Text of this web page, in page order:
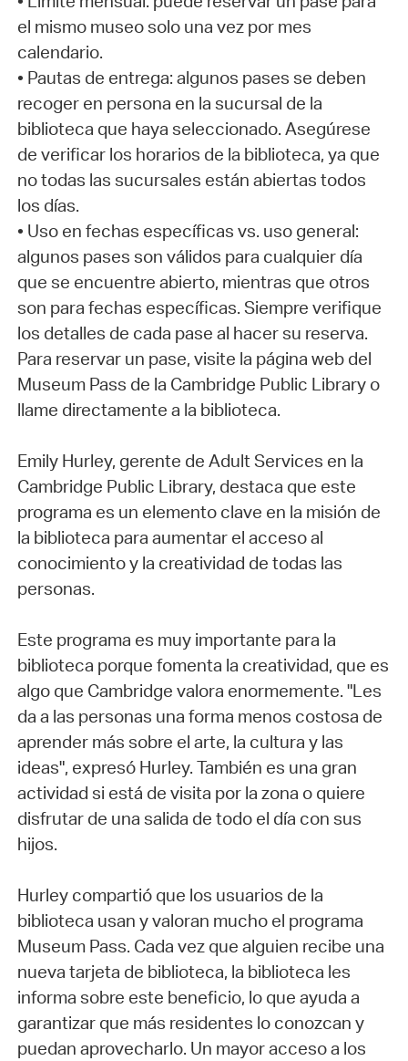
el mismo museo solo una vez por mes
calendario.
• Pautas de entrega: algunos pases se deben
recoger en persona en la sucursal de la
biblioteca que haya seleccionado. Asegúrese
de verificar los horarios de la biblioteca, ya que
no todas las sucursales están abiertas todos
los días.
• Uso en fechas específicas vs. uso general:
algunos pases son válidos para cualquier día
que se encuentre abierto, mientras que otros
son para fechas específicas. Siempre verifique
los detalles de cada pase al hacer su reserva.
Para reservar un pase, visite la página web del
Museum Pass de la Cambridge Public Library o
llame directamente a la biblioteca.
Emily Hurley, gerente de Adult Services en la
Cambridge Public Library, destaca que este
programa es un elemento clave en la misión de
la biblioteca para aumentar el acceso al
conocimiento y la creatividad de todas las
personas.
Este programa es muy importante para la
biblioteca porque fomenta la creatividad, que es
algo que Cambridge valora enormemente. "Les
da a las personas una forma menos costosa de
aprender más sobre el arte, la cultura y las
ideas", expresó Hurley. También es una gran
actividad si está de visita por la zona o quiere
disfrutar de una salida de todo el día con sus
hijos.
Hurley compartió que los usuarios de la
biblioteca usan y valoran mucho el programa
Museum Pass. Cada vez que alguien recibe una
nueva tarjeta de biblioteca, la biblioteca les
informa sobre este beneficio, lo que ayuda a
garantizar que más residentes lo conozcan y
puedan aprovecharlo. Un mayor acceso a los